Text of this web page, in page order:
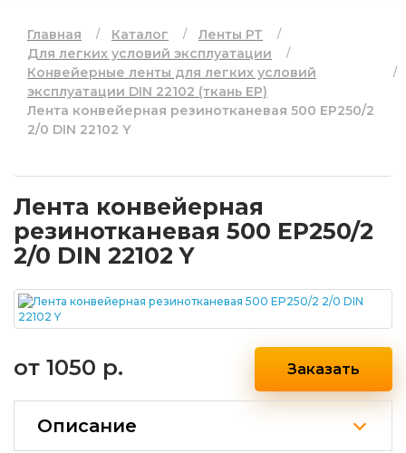
Главная Каталог
Ленты РТ
Для легких условий эксплуатации
Конвейерные ленты для легких условий
эксплуатации DIN 22102 (ткань EP)
Лента конвейерная резинотканевая 500 EP250/2
2/0 DIN 22102 Y
Лента конвейерная
резинотканевая 500 EP250/2
2/0 DIN 22102 Y
от 1050 р. Заказать
Описание